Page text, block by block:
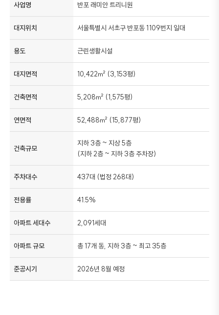
사업명 반포 래미안 트리니원
대지위치 서울특별시 서초구 반포동 1109번지 일대
용도 근린생활시설
대지면적 10,422㎡ (3,153평)
건축면적 5,208㎡ (1,575평)
연면적 52,488㎡ (15,877평)
건축규모
지하 3층 ~ 지상 5층
(지하 2층 ~ 지하 3층 주차장)
주차대수 437대 (법정 268대)
전용률 41.5%
아파트 세대수 2,091세대
아파트 규모 총 17개 동, 지하 3층 ~ 최고 35층
준공시기 2026년 8월 예정